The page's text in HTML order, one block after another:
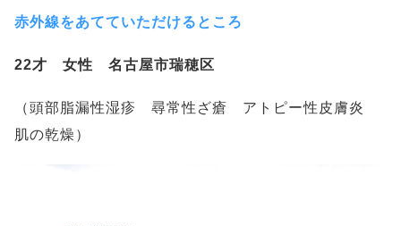
赤外線をあてていただけるところ
22才 女性 名古屋市瑞穂区
（頭部脂漏性湿疹 尋常性ざ瘡 アトピー性皮膚炎
肌の乾燥）